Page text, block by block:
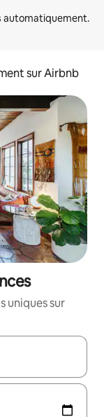
sur Airbnb
uniques sur
flèches vers le